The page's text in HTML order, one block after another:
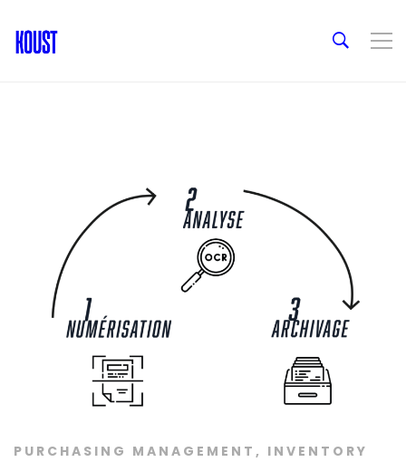
PURCHASING MANAGEMENT , INVENTORY